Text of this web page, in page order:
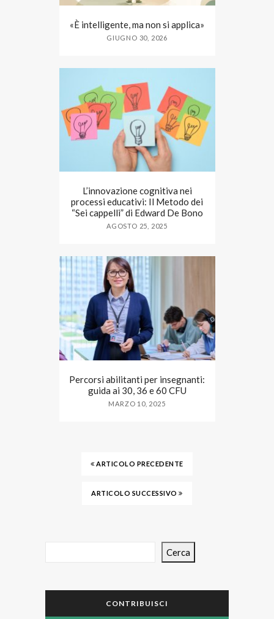
«È intelligente, ma non si applica»
GIUGNO 30, 2026
L’innovazione cognitiva nei
processi educativi: Il Metodo dei
“Sei cappelli” di Edward De Bono
AGOSTO 25, 2025
Percorsi abilitanti per insegnanti:
guida ai 30, 36 e 60 CFU
MARZO 10, 2025
ARTICOLO PRECEDENTE
ARTICOLO SUCCESSIVO
Cerca
CONTRIBUISCI